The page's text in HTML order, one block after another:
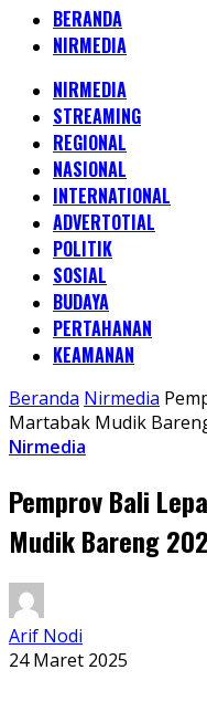
BERANDA
NIRMEDIA
NIRMEDIA
STREAMING
REGIONAL
NASIONAL
INTERNATIONAL
ADVERTOTIAL
POLITIK
SOSIAL
BUDAYA
PERTAHANAN
KEAMANAN
Beranda Nirmedia
Martabak Mudik
Nirmedia
Pemprov Bali
Mudik Bareng
Arif Nodi
24 Maret 2025